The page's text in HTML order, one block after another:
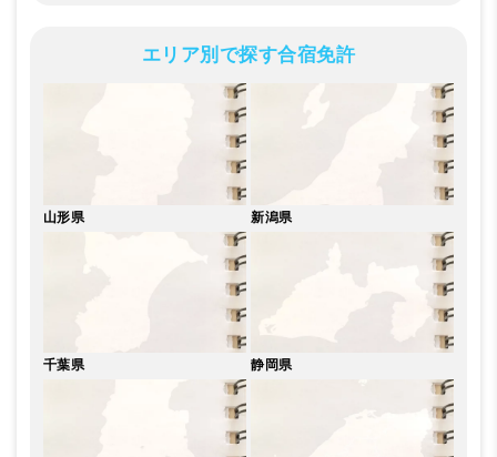
エリア別で探す合宿免許
山形県 新潟県
千葉県 静岡県